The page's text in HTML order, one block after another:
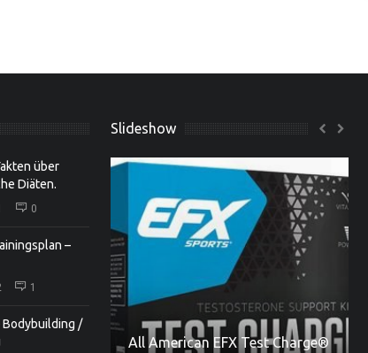
über
Diäten.
0
–
1
Bodybuilding /
Slideshow
All American EFX Test Charge®
Hardcore Kit
Jamie Collins – neues Universal